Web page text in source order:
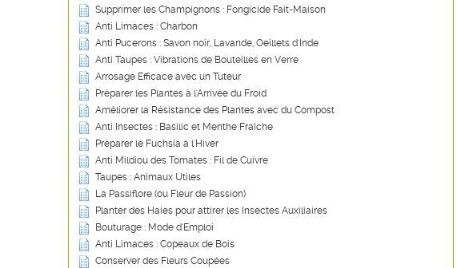
Supprimer les Champignons : Fongicide Fait-Maison
Anti Limaces : Charbon
Anti Pucerons : Savon noir, Lavande, Oeillets d'Inde
Anti Taupes : Vibrations de Bouteilles en Verre
Arrosage Efficace avec un Tuteur
Préparer les Plantes à l'Arrivée du Froid
Améliorer la Résistance des Plantes avec du Compost
Anti Insectes : Basilic et Menthe Fraîche
Préparer le Fuchsia à l'Hiver
Anti Mildiou des Tomates : Fil de Cuivre
Taupes : Animaux Utiles
La Passiflore (ou Fleur de Passion)
Planter des Haies pour attirer les Insectes Auxiliaires
Bouturage : Mode d'Emploi
Anti Limaces : Copeaux de Bois
Conserver des Fleurs Coupées